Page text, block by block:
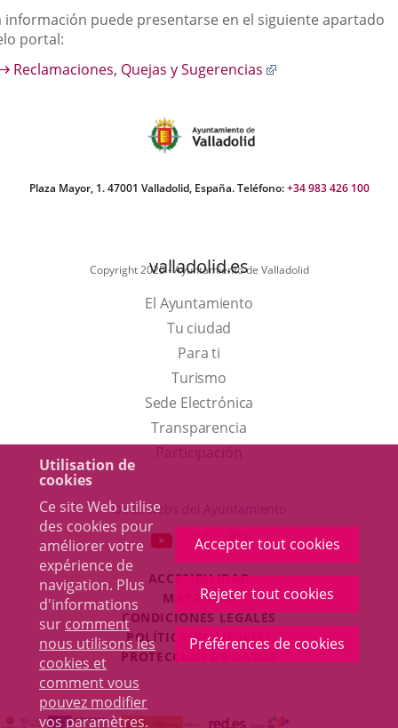
Utilisation de
cookies
Ce site Web utilise
des cookies pour
améliorer votre
expérience de
navigation. Plus
d'informations
sur comment
nous utilisons les
cookies et
comment vous
pouvez modifier
vos paramètres.
Accepter tout cookies
Rejeter tout cookies
Préférences de cookies
una
externa.
una una
información puede presentarse en el siguiente apartado
portal:
Reclamaciones, Quejas y Sugerencias
Plaza Mayor, 1. 47001 Valladolid, España. Teléfono:+34 983 426 100
Copyright 2025 - Ayuntamiento de Valladolid
valladolid.es
El Ayuntamiento
Tu ciudad
Para ti
TurismoEste
enlace
se
ventana
nueva.
Sede Electrónica
Transparencia
Otras webs del Ayuntamiento
ENLACE
A
UNA
APLICACIÓN
EXTERNA.
ENLACE
A
UNA
APLICACIÓN
EXTERNA.
ENLACE
A
UNA
APLICACIÓN
EXTERNA.
ACCESIBILIDAD
MAPA WEB
CONDICIONES LEGALES
POLÍTICA DE COOKIES
PROTECCIÓN DE DATOS